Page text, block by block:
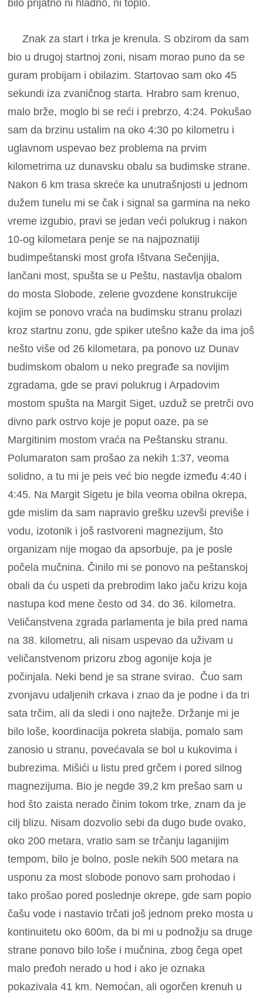
bilo prijatno ni hladno, ni toplo.
Znak za start i trka je krenula. S obzirom da sam
bio u drugoj startnoj zoni, nisam morao puno da se
guram probijam i obilazim. Startovao sam oko 45
sekundi iza zvaničnog starta. Hrabro sam krenuo,
malo brže, moglo bi se reći i prebrzo, 4:24. Pokušao
sam da brzinu ustalim na oko 4:30 po kilometru i
uglavnom uspevao bez problema na prvim
kilometrima uz dunavsku obalu sa budimske strane.
Nakon 6 km trasa skreće ka unutrašnjosti u jednom
dužem tunelu mi se čak i signal sa garmina na neko
vreme izgubio, pravi se jedan veći polukrug i nakon
10-og kilometara penje se na najpoznatiji
budimpeštanski most grofa Ištvana Sečenjija,
lančani most, spušta se u Peštu, nastavlja obalom
do mosta Slobode, zelene gvozdene konstrukcije
kojim se ponovo vraća na budimsku stranu prolazi
kroz startnu zonu, gde spiker utešno kaže da ima još
nešto više od 26 kilometara, pa ponovo uz Dunav
budimskom obalom u neko pregrađe sa novijim
zgradama, gde se pravi polukrug i Arpadovim
mostom spušta na Margit Siget, uzduž se pretrči ovo
divno park ostrvo koje je poput oaze, pa se
Margitinim mostom vraća na Peštansku stranu.
Polumaraton sam prošao za nekih 1:37, veoma
solidno, a tu mi je peis već bio negde između 4:40 i
4:45. Na Margit Sigetu je bila veoma obilna okrepa,
gde mislim da sam napravio grešku uzevši previše i
vodu, izotonik i još rastvoreni magnezijum, što
organizam nije mogao da apsorbuje, pa je posle
počela mučnina. Činilo mi se ponovo na peštanskoj
obali da ću uspeti da prebrodim lako jaču krizu koja
nastupa kod mene često od 34. do 36. kilometra.
Veličanstvena zgrada parlamenta je bila pred nama
na 38. kilometru, ali nisam uspevao da uživam u
veličanstvenom prizoru zbog agonije koja je
počinjala. Neki bend je sa strane svirao. Čuo sam
zvonjavu udaljenih crkava i znao da je podne i da tri
sata trčim, ali da sledi i ono najteže. Držanje mi je
bilo loše, koordinacija pokreta slabija, pomalo sam
zanosio u stranu, povećavala se bol u kukovima i
bubrezima. Mišići u listu pred grčem i pored silnog
magnezijuma. Bio je negde 39,2 km prešao sam u
hod što zaista nerado činim tokom trke, znam da je
cilj blizu. Nisam dozvolio sebi da dugo bude ovako,
oko 200 metara, vratio sam se trčanju laganijim
tempom, bilo je bolno, posle nekih 500 metara na
usponu za most slobode ponovo sam prohodao i
tako prošao pored poslednje okrepe, gde sam popio
čašu vode i nastavio trčati još jednom preko mosta u
kontinuitetu oko 600m, da bi mi u podnožju sa druge
strane ponovo bilo loše i mučnina, zbog čega opet
malo pređoh nerado u hod i ako je oznaka
pokazivala 41 km. Nemoćan, ali ogorčen krenuh u